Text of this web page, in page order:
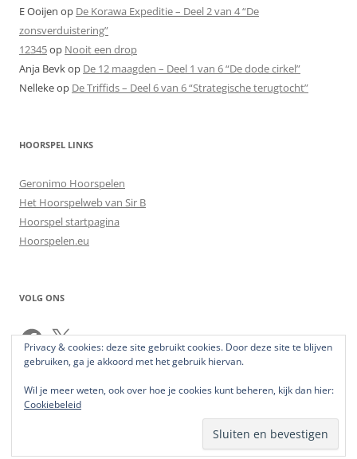
E Ooijen op De Korawa Expeditie – Deel 2 van 4 “De
zonsverduistering”
12345op Nooit een drop
Anja Bevkop De 12 maagden – Deel 1 van 6 “De dode cirkel”
Nellekeop De Triffids – Deel 6 van 6 “Strategische terugtocht”
HOORSPEL LINKS
Geronimo Hoorspelen
Het Hoorspelweb van Sir B
Hoorspel startpagina
Hoorspelen.eu
VOLG ONS
Facebook
X
Privacy & cookies: deze site gebruikt cookies. Door deze site te blijven
gebruiken, ga je akkoord met het gebruik hiervan.
Wil je meer weten, ook over hoe je cookies kunt beheren, kijk dan hier:
Cookiebeleid